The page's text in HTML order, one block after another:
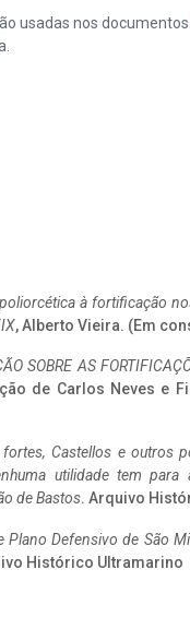
usadas nos
à fortificação
, Alberto Vieira. (Em
SOBRE AS
de Carlos Neves e
fortes, Castellos e outros
utilidade tem
de Bastos. Arquivo
Plano Defensivo de São
Histórico Ultramarino